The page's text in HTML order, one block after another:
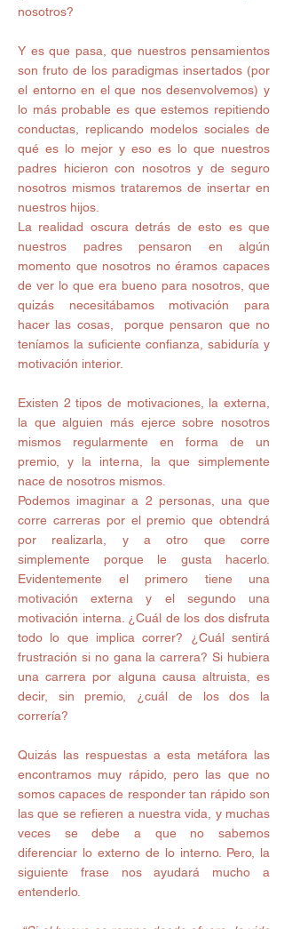
nosotros?
Y es que pasa, que nuestros pensamientos
son fruto de los paradigmas insertados (por
el entorno en el que nos desenvolvemos) y
lo más probable es que estemos repitiendo
conductas, replicando modelos sociales de
qué es lo mejor y eso es lo que nuestros
padres hicieron con nosotros y de seguro
nosotros mismos trataremos de insertar en
nuestros hijos.
La realidad oscura detrás de esto es que
nuestros padres pensaron en algún
momento que nosotros no éramos capaces
de ver lo que era bueno para nosotros, que
quizás necesitábamos motivación para
hacer las cosas,  porque pensaron que no
teníamos la suficiente confianza, sabiduría y
motivación interior.
Existen 2 tipos de motivaciones, la externa,
la que alguien más ejerce sobre nosotros
mismos regularmente en forma de un
premio, y la interna, la que simplemente
nace de nosotros mismos.
Podemos imaginar a 2 personas, una que
corre carreras por el premio que obtendrá
por realizarla, y a otro que corre
simplemente porque le gusta hacerlo.
Evidentemente el primero tiene una
motivación externa y el segundo una
motivación interna. ¿Cuál de los dos disfruta
todo lo que implica correr? ¿Cuál sentirá
frustración si no gana la carrera? Si hubiera
una carrera por alguna causa altruista, es
decir, sin premio, ¿cuál de los dos la
correría?
Quizás las respuestas a esta metáfora las
encontramos muy rápido, pero las que no
somos capaces de responder tan rápido son
las que se refieren a nuestra vida, y muchas
veces se debe a que no sabemos
diferenciar lo externo de lo interno. Pero, la
siguiente frase nos ayudará mucho a
entenderlo.